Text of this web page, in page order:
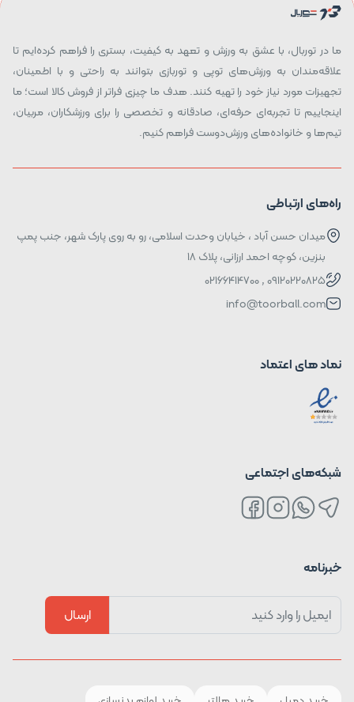
ما در توربال، با عشق به ورزش و تعهد به کیفیت، بستری را فراهم کرده‌ایم تا
علاقه‌مندان به ورزش‌های توپی و توربازی بتوانند به راحتی و با اطمینان،
تجهیزات مورد نیاز خود را تهیه کنند. هدف ما چیزی فراتر از فروش کالا است؛ ما
اینجاییم تا تجربه‌ای حرفه‌ای، صادقانه و تخصصی را برای ورزشکاران، مربیان،
تیم‌ها و خانواده‌های ورزش‌دوست فراهم کنیم.
راه‌های ارتباطی
میدان حسن آباد ، خیابان وحدت اسلامی، رو به روی پارک شهر، جنب پمپ
بنزین، کوچه احمد ارزانی، پلاک ۱۸
09120220825 , 02166414700
info@toorball.com
نماد های اعتماد
شبکه‌های اجتماعی
خبرنامه
ارسال